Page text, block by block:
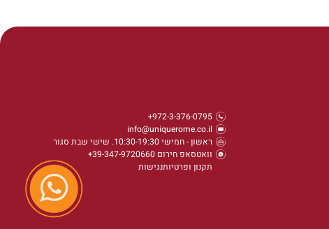
972-3-376-0795+
info@uniquerome.co.il
ראשון - חמישי 10:30-19:30. שישי שבת סגור
וואטסאפ חירום 39-347-9720660+
תקנון ופרטיותנגישות